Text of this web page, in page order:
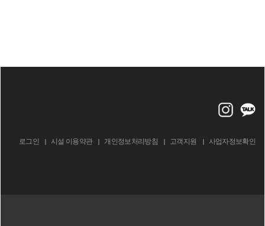
로그인 시설 이용약관 개인정보처리방침 고객지원 사업자정보확인